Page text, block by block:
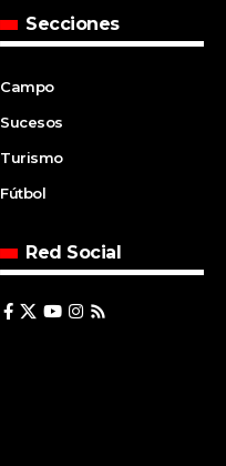
Secciones
Campo
Sucesos
Turismo
Fútbol
Red Social